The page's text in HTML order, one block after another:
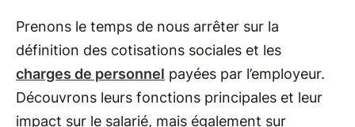
Prenons le temps de nous arrêter sur la
définition des cotisations sociales et les
charges de personnel payées par l’employeur.
Découvrons leurs fonctions principales et leur
impact sur le salarié, mais également sur